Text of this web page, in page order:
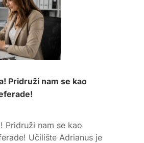
Pridruži nam se kao
Pridruži nam se kao
Učilište Adrianus je